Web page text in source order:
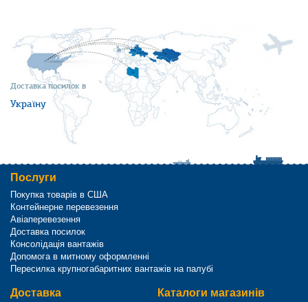
Доставка посилок в
Україну
Послуги
Покупка товарів в США
Контейнерне перевезення
Авіаперевезення
Доставка посилок
Консолідація вантажів
Допомога в митному оформленні
Пересилка крупногабаритних вантажів на палубі
Доставка Каталоги магазинів